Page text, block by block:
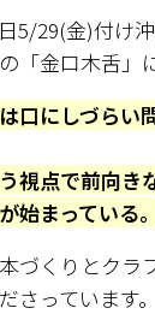
5/29(金)付け
「金口木舌」
口にしづらい
視点で前向き
始まっている。
づくりとクラ
さっています。